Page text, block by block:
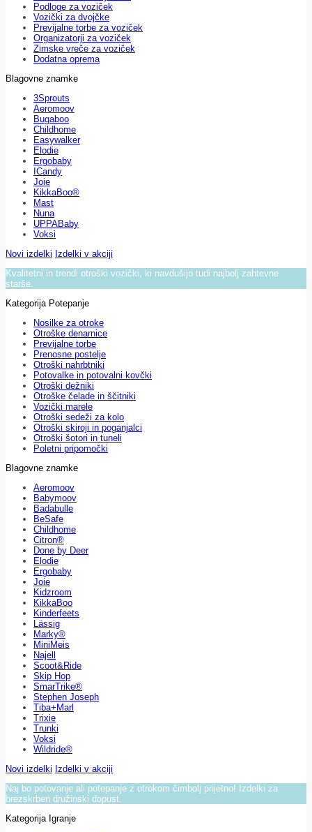
Podloge za voziček
Vozički za dvojčke
Previjalne torbe za voziček
Organizatorji za voziček
Zimske vreče za voziček
Dodatna oprema
Blagovne znamke
3Sprouts
Aeromoov
Bugaboo
Childhome
Easywalker
Elodie
Ergobaby
ICandy
Joie
KikkaBoo®
Mast
Nuna
UPPABaby
Voksi
Novi izdelki Izdelki v akciji
Kvalitetni in trendi otroški vozički, ki navdušijo tudi najbolj zahtevne
starše.
Kategorija Potepanje
Nosilke za otroke
Otroške denarnice
Previjalne torbe
Prenosne postelje
Otroški nahrbtniki
Potovalke in potovalni kovčki
Otroški dežniki
Otroške čelade in ščitniki
Vozički marele
Otroški sedeži za kolo
Otroški skiroji in poganjalci
Otroški šotori in tuneli
Poletni pripomočki
Blagovne znamke
Aeromoov
Babymoov
Badabulle
BeSafe
Childhome
Citron®
Done by Deer
Elodie
Ergobaby
Joie
Kidzroom
KikkaBoo
Kinderfeets
Lässig
Marky®
MiniMeis
Najell
Scoot&Ride
Skip Hop
SmarTrike®
Stephen Joseph
Tiba+Marl
Trixie
Trunki
Voksi
Wildride®
Novi izdelki Izdelki v akciji
Naj bo potovanje ali potepanje z otrokom čimbolj prijetno! Izdelki za
brezskrben družinski dopust.
Kategorija Igranje